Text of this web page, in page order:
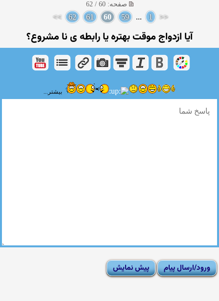
صفحه: 60 / 62
<<
1
...
59
60
61
62
>>
آیا ازدواج موقت بهتره یا رابطه ی نا مشروع؟
بیشتر...